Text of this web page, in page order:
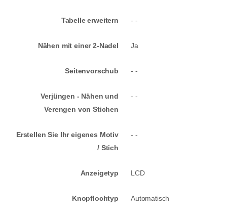
Tabelle erweitern - -
Nähen mit einer 2-Nadel Ja
Seitenvorschub - -
Verjüngen - Nähen und
Verengen von Stichen
- -
Erstellen Sie Ihr eigenes Motiv
/ Stich
- -
Anzeigetyp LCD
Knopflochtyp Automatisch